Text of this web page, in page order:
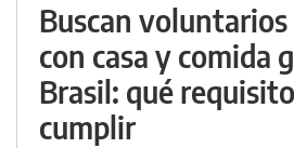
Buscan
con casa y comida
Brasil: qué
cumplir